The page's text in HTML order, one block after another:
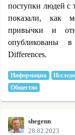
поступки людей с
показали, как
привычки и
опубликованы
Differences.
Информация
Общество
shegenn
28.02.2023